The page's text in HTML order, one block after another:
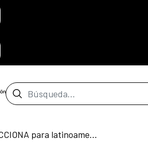
Barra de búsqueda
Nuevas becas ACCIONA para latinoamericanos y españoles